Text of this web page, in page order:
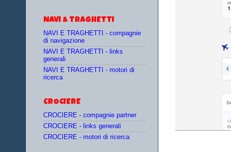
NAVI & TRAGHETTI
NAVI E TRAGHETTI - compagnie
di navigazione
NAVI E TRAGHETTI - links
generali
NAVI E TRAGHETTI - motori di
ricerca
CROCIERE
CROCIERE - compagnie partner
CROCIERE - links generali
CROCIERE - motori di ricerca